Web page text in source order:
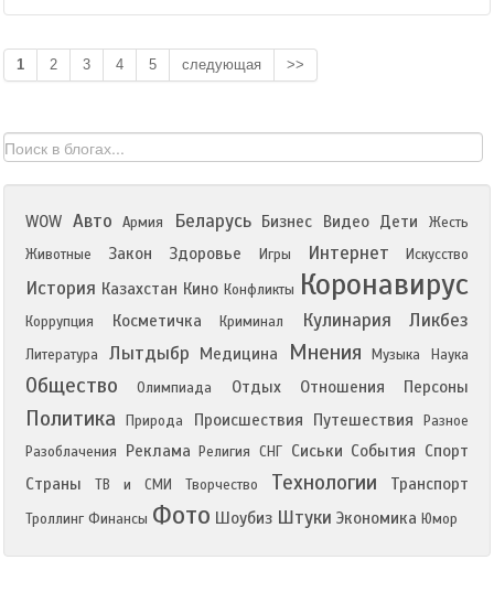
1 2 3 4 5 следующая >>
WOW Авто Армия Беларусь Бизнес Видео Дети
Жесть
Животные
Закон Здоровье Игры Интернет Искусство
История Казахстан Кино Конфликты Коронавирус
Коррупция Косметичка Криминал Кулинария Ликбез
Литература Лытдыбр Медицина Мнения Музыка Наука
Общество Олимпиада Отдых Отношения Персоны
Политика Природа Происшествия Путешествия
Разное
Разоблачения
Реклама Религия СНГ Сиськи События Спорт
Страны
ТВ и СМИ Творчество Технологии Транспорт
Троллинг Финансы Фото Шоубиз Штуки Экономика Юмор